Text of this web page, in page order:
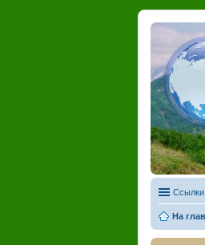
Ссылки
На